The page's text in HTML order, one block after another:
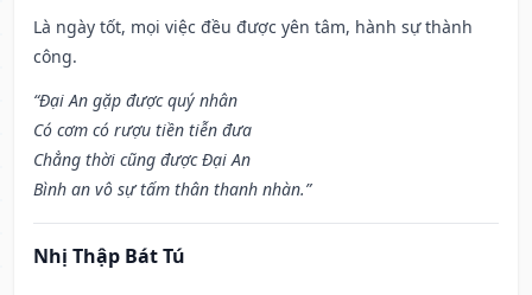
Là ngày tốt, mọi việc đều được yên tâm, hành sự thành
công.
“Đại An gặp được quý nhân
Có cơm có rượu tiền tiễn đưa
Chẳng thời cũng được Đại An
Bình an vô sự tấm thân thanh nhàn.”
Nhị Thập Bát Tú